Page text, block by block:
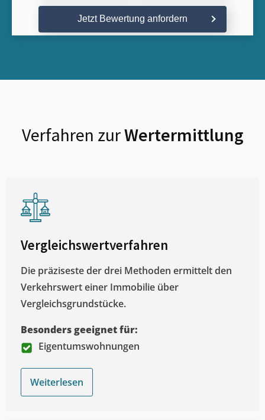
Jetzt Bewertung anfordern
Verfahren zurWertermittlung
Vergleichswertverfahren
Die präziseste der drei Methoden ermittelt den
Verkehrswert einer Immobilie über
Vergleichsgrundstücke.
Besonders geeignet für:
Eigentumswohnungen
Weiterlesen